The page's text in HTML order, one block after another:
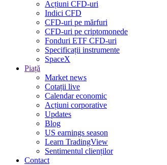
Acțiuni CFD-uri
Indici CFD
CFD-uri pe mărfuri
CFD-uri pe criptomonede
Fonduri ETF CFD-uri
Specificații instrumente
SpaceX
Piață
Market news
Cotații live
Calendar economic
Acțiuni corporative
Updates
Blog
US earnings season
Learn TradingView
Sentimentul clienților
Contact